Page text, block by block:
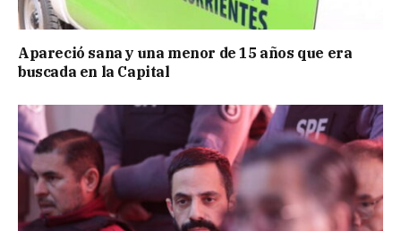
Apareció sana y una menor de 15 años que era
buscada en la Capital